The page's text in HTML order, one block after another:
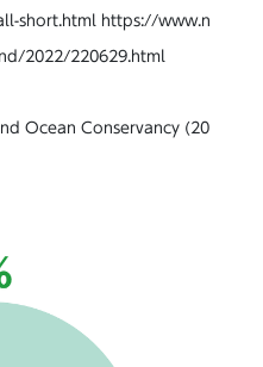
short.html https://www.n
2022/220629.html
Ocean Conservancy (20